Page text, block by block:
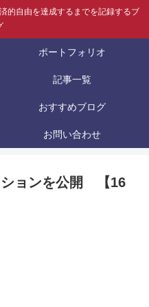
的自由を達成するまでを記録するブ
ポートフォリオ
記事一覧
おすすめブログ
お問い合わせ
ションを公開 【16